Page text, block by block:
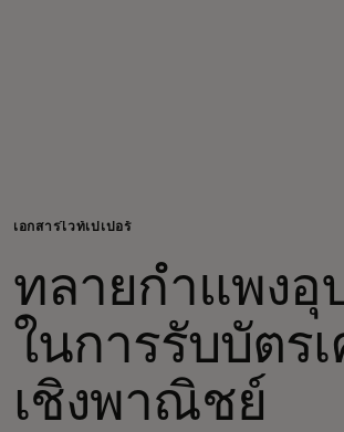
สำหรับผู้สร้างนวัตกรรม
ข่าวสารและแนวโน้ม
เอกสารไวท์เปเปอร์
ทลายกำแพงอุ
ในการรับบัตร
เชิงพาณิชย์